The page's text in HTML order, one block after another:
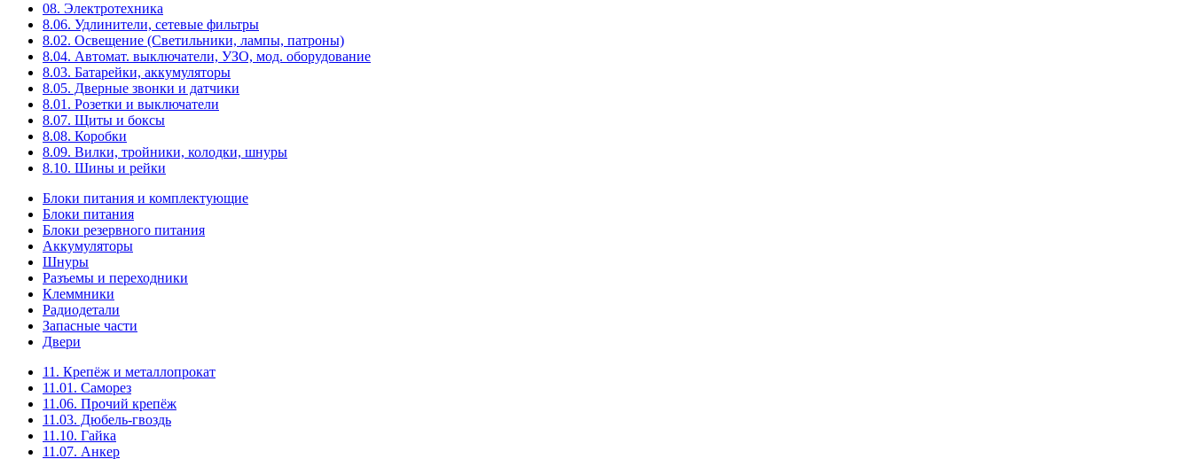
08. Электротехника
8.06. Удлинители, сетевые фильтры
8.02. Освещение (Светильники, лампы, патроны)
8.04. Автомат. выключатели, УЗО, мод. оборудование
8.03. Батарейки, аккумуляторы
8.05. Дверные звонки и датчики
8.01. Розетки и выключатели
8.07. Щиты и боксы
8.08. Коробки
8.09. Вилки, тройники, колодки, шнуры
8.10. Шины и рейки
Блоки питания и комплектующие
Блоки питания
Блоки резервного питания
Аккумуляторы
Шнуры
Разъемы и переходники
Клеммники
Радиодетали
Запасные части
Двери
11. Крепёж и металлопрокат
11.01. Саморез
11.06. Прочий крепёж
11.03. Дюбель-гвоздь
11.10. Гайка
11.07. Анкер